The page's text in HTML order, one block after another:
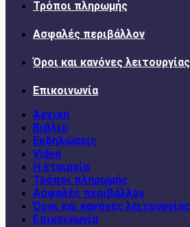
Τρόποι πληρωμής
Ασφαλές περιβάλλον
Όροι και κανόνες λειτουργίας
Επικοινωνία
Αρχική
Βιβλία
Εκδηλώσεις
Video
Η εταιρεία
Τρόποι πληρωμής
Ασφαλές περιβάλλον
Όροι και κανόνες λειτουργίας
Επικοινωνία